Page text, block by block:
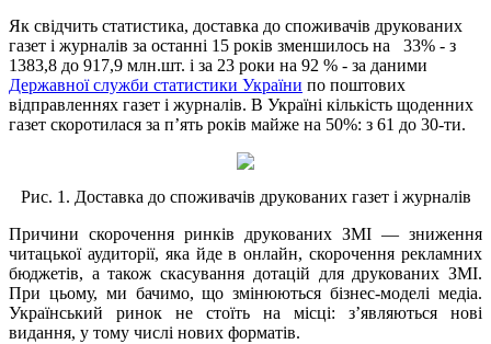
Як свідчить статистика, доставка до споживачів друкованих
газет і журналів за останні 15 років зменшилось на 33% - з
1383,8 до 917,9 млн.шт. і за 23 роки на 92 % - за даними
Державної служби статистики України по поштових
відправленнях газет і журналів. В Україні кількість щоденних
газет скоротилася за п’ять років майже на 50%: з 61 до 30-ти.
Рис. 1. Доставка до споживачів друкованих газет і журналів
Причини скорочення ринків друкованих ЗМІ — зниження
читацької аудиторії, яка йде в онлайн, скорочення рекламних
бюджетів, а також скасування дотацій для друкованих ЗМІ.
При цьому, ми бачимо, що змінюються бізнес-моделі медіа.
Український ринок не стоїть на місці: з’являються нові
видання, у тому числі нових форматів.